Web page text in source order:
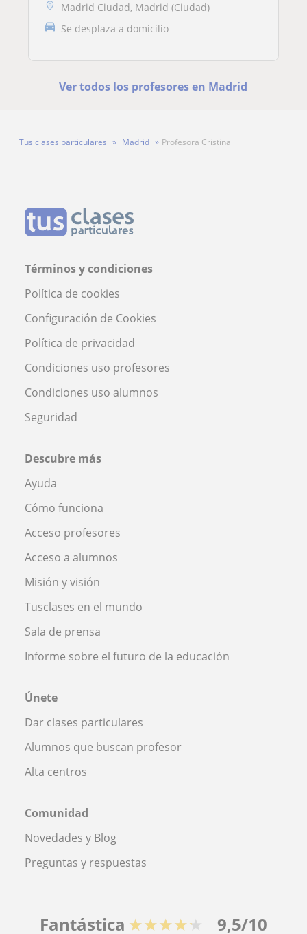
Madrid Ciudad, Madrid (Ciudad)
Se desplaza a domicilio
Ver todos los profesores en Madrid
Tus clases particulares Madrid Profesora Cristina
Términos y condiciones
Política de cookies
Configuración de Cookies
Política de privacidad
Condiciones uso profesores
Condiciones uso alumnos
Seguridad
Descubre más
Ayuda
Cómo funciona
Acceso profesores
Acceso a alumnos
Misión y visión
Tusclases en el mundo
Sala de prensa
Informe sobre el futuro de la educación
Únete
Dar clases particulares
Alumnos que buscan profesor
Alta centros
Comunidad
Novedades y Blog
Preguntas y respuestas
Fantástica ★★★★★ 9,5/10